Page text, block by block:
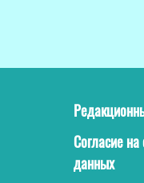
Согласие
данных